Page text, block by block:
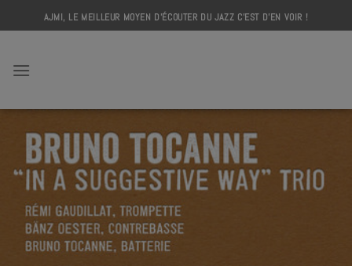
to
AJMI, LE MEILLEUR MOYEN D'ÉCOUTER DU JAZZ C'EST D'EN VOIR !